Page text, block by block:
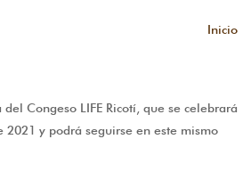
Inicio
Congeso LIFE Ricotí, que se celebrará
2021 y podrá seguirse en este mismo